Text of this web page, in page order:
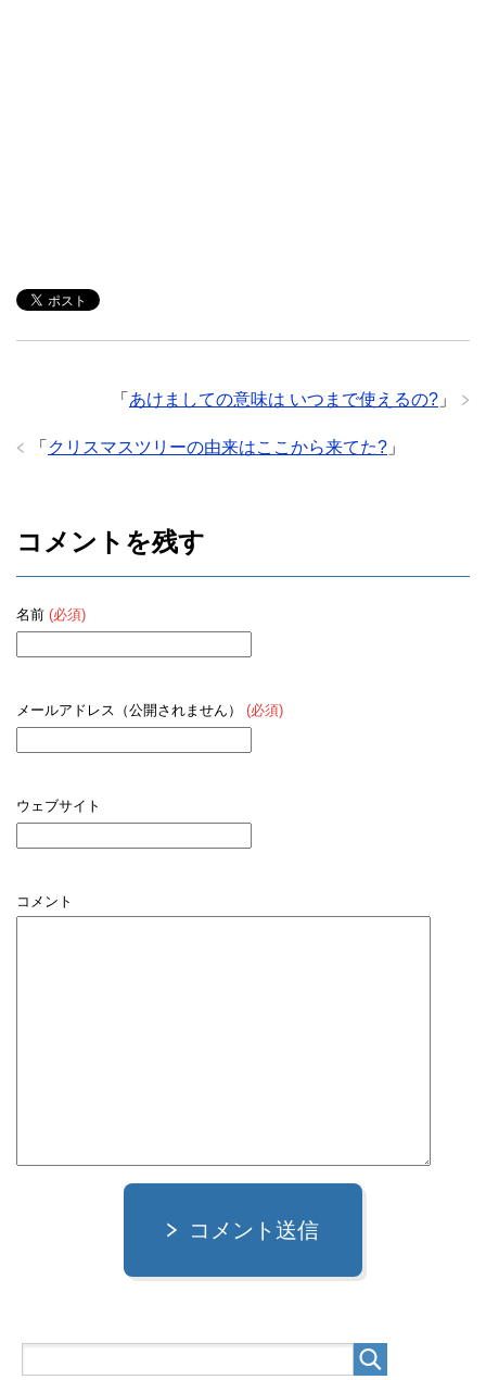
「 あけましての意味は いつまで使えるの? 」
「 クリスマスツリーの由来はここから来てた? 」
コメントを残す
名前 (必須)
メールアドレス（公開されません） (必須)
ウェブサイト
コメント
コメント送信